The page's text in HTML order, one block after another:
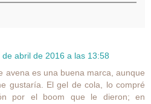
de abril de 2016 a las 13:58
avena es una buena marca, aunque
gustaría. El gel de cola, lo compré
por el boom que le dieron; en